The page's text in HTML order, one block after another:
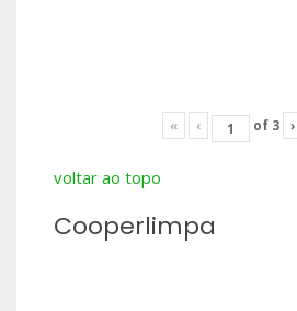
« ‹ of 3 ›
voltar ao topo
Cooperlimpa